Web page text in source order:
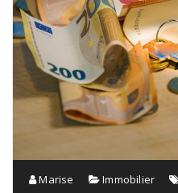
Marise Immobilier